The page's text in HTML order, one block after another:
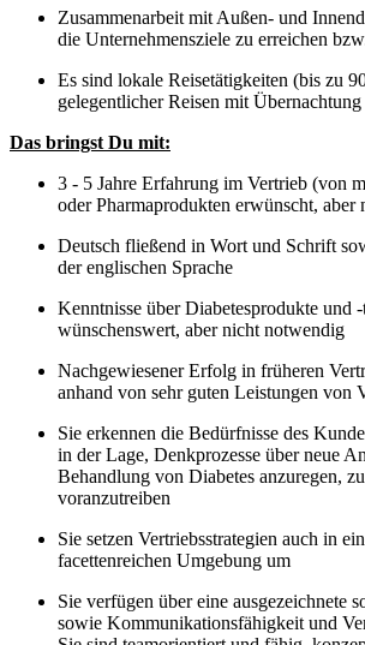
Zusammenarbeit mit Außen- und
die Unternehmensziele zu erreichen
Es sind lokale Reisetätigkeiten (bis zu
gelegentlicher Reisen mit
Das bringst Du mit:
3 - 5 Jahre Erfahrung im Vertrieb (von
oder Pharmaprodukten erwünscht,
Deutsch fließend in Wort und Schrift
der englischen Sprache
Kenntnisse über Diabetesprodukte und
wünschenswert, aber nicht notwendig
Nachgewiesener Erfolg in früheren
anhand von sehr guten Leistungen von
Sie erkennen die Bedürfnisse des
in der Lage, Denkprozesse über neue
Behandlung von Diabetes anzuregen,
voranzutreiben
Sie setzen Vertriebsstrategien auch in
facettenreichen Umgebung um
Sie verfügen über eine ausgezeichnete
sowie Kommunikationsfähigkeit und